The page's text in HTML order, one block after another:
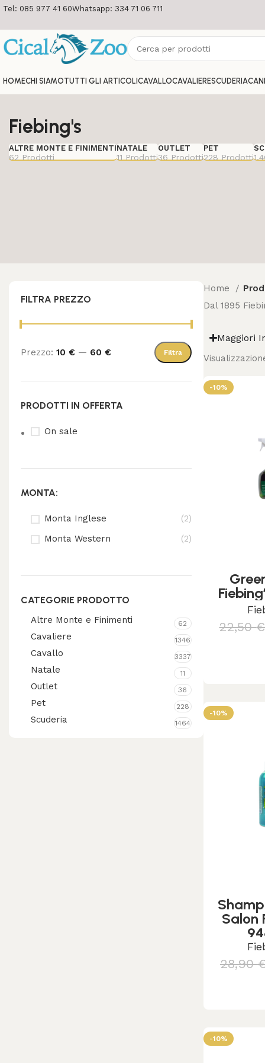
Tel: 085 977 41 60Whatsapp: 334 71 06 711
HOMECHI SIAMOTUTTI GLI ARTICOLI CAVALLOCAVALIERESCUDERIA
Fiebing's
ALTRE MONTE E FINIMENTI
62 Prodotti
NATALE
11 Prodotti
OUTLET
36 Prodotti
PET
228 Prodotti
FILTRA PREZZO
Filtra
Prezzo: 10 € — 60 €
PRODOTTI IN OFFERTA
On sale
MONTA:
Monta Inglese
(2)
Monta Western
(2)
CATEGORIE PRODOTTO
Altre Monte e Finimenti 62
Cavaliere 1346
Cavallo 3337
Natale 11
Outlet 36
Pet 228
Scuderia 1464
Home
Dal 1895
Maggiori
-10%
22,50€
-10%
Salon
28,90
-10%